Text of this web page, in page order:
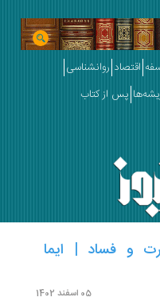
روانشناسی
پس از کتاب
فساد | ایما